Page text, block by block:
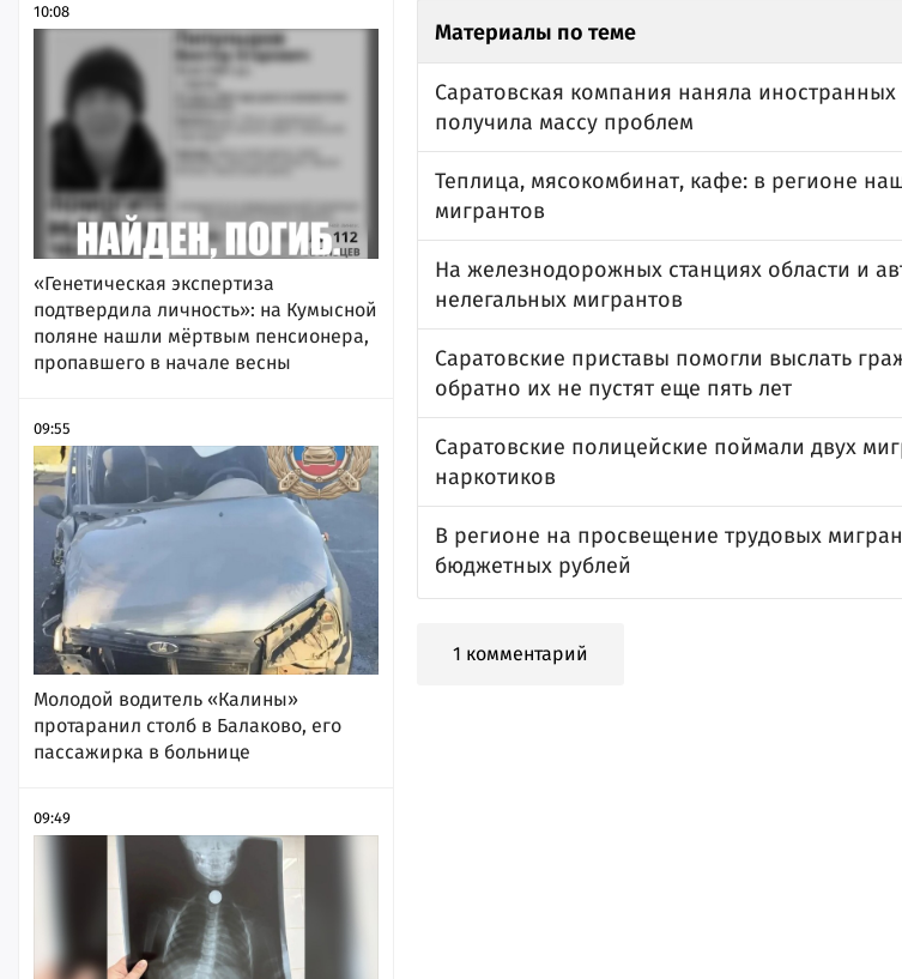
10:08
«Генетическая экспертиза
подтвердила личность»: на Кумысной
поляне нашли мёртвым пенсионера,
пропавшего в начале весны
09:55
Молодой водитель «Калины»
протаранил столб в Балаково, его
пассажирка в больнице
09:49
Материалы по теме
Саратовская компания наняла иностранных
получила массу проблем
Теплица, мясокомбинат, кафе: в регионе
мигрантов
На железнодорожных станциях области и
нелегальных мигрантов
Саратовские приставы помогли выслать
обратно их не пустят еще пять лет
Саратовские полицейские поймали двух
наркотиков
В регионе на просвещение трудовых
бюджетных рублей
1 комментарий